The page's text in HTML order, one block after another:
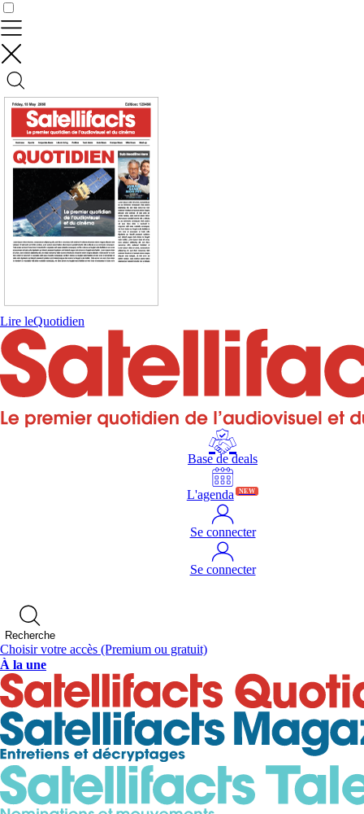
Lire leQuotidien
Base de deals
L'agenda NEW
Se connecter
Se connecter
Recherche
Choisir votre accès (Premium ou gratuit)
À la une
Contrôler vos données